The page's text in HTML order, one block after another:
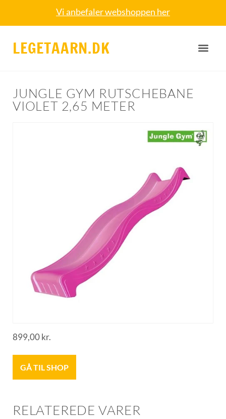
Vi anbefaler webshoppen her
LEGETAARN.DK
JUNGLE GYM RUTSCHEBANE
VIOLET 2,65 METER
899,00kr.
GÅ TIL SHOP
RELATEREDE VARER